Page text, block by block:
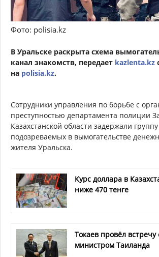
Фото: polisia.kz
В Уральске раскрыта схема
канал знакомств, передает kazlenta.kz
на polisia.kz.
Сотрудники управления по борьбе с
преступностью департамента полиции
Казахстанской области задержали
подозреваемых в вымогательстве
жителя Уральска.
Курс доллара в
ниже 470 тенге
Токаев провёл
министром Таиланда